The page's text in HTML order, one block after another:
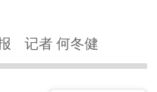
记者 何冬健